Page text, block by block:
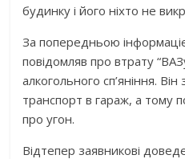
будинку і його ніхто не
За попередньою
повідомляв про втрату
алкогольного сп’яніння.
транспорт в гараж, а тому
про угон.
Відтепер заявникові